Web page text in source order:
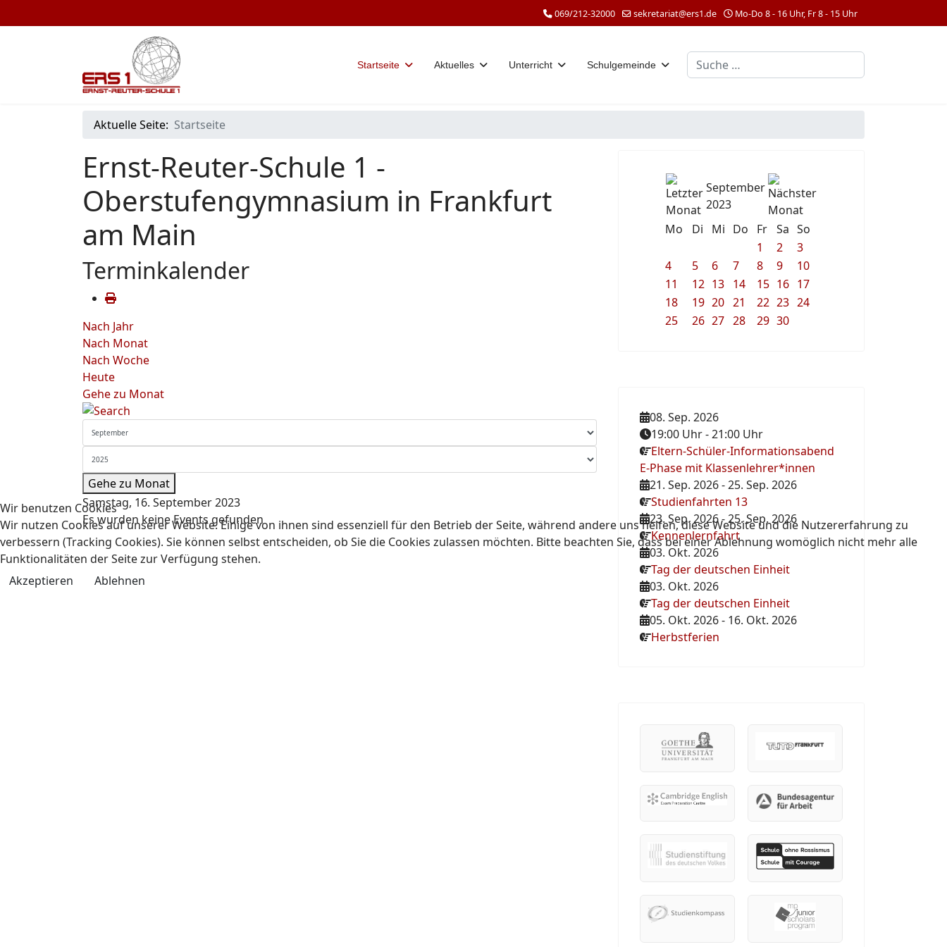
069/212-32000 sekretariat@ers1.de Mo-Do 8 - 16 Uhr, Fr 8 - 15 Uhr
Startseite Aktuelles Unterricht Schulgemeinde Suchen
Aktuelle Seite: Startseite
Ernst-Reuter-Schule 1 -
Oberstufengymnasium in Frankfurt
am Main
Terminkalender
Nach Jahr
Nach Monat
Nach Woche
Heute
Gehe zu Monat
Gehe zu Monat
Samstag, 16. September 2023
Es wurden keine Events gefunden
September
2023
Mo
Di Mi Do Fr Sa So
1
2
3
4
5 6 7 8 9
10
11
12 13 14 15 16 17
18
19 20 21 22 23 24
25
26 27 28 29 30
08. Sep. 2026
19:00 Uhr-21:00 Uhr
Eltern-Schüler-Informationsabend
E-Phase mit Klassenlehrer*innen
21. Sep. 2026-25. Sep. 2026
Studienfahrten 13
23. Sep. 2026-25. Sep. 2026
Kennenlernfahrt
03. Okt. 2026
Tag der deutschen Einheit
03. Okt. 2026
Tag der deutschen Einheit
05. Okt. 2026- 16. Okt. 2026
Herbstferien
Wir benutzen Cookies
Wir nutzen Cookies auf unserer Website. Einige von ihnen sind essenziell für den Betrieb der Seite, während andere uns helfen, diese Website und die Nutzererfahrung zu
verbessern (Tracking Cookies). Sie können selbst entscheiden, ob Sie die Cookies zulassen möchten. Bitte beachten Sie, dass bei einer Ablehnung womöglich nicht mehr alle
Funktionalitäten der Seite zur Verfügung stehen.
Akzeptieren
Ablehnen